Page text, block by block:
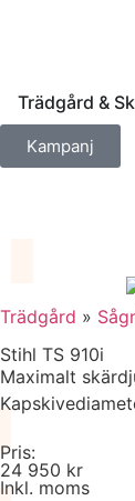
Trädgård &
Kampanj
Trädgård »
Stihl TS 910i
Maximalt
Pris:
24 950 kr
Inkl. moms